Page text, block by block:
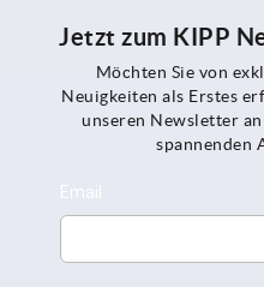
Jetzt zum KIPP
Möchten Sie von
Neuigkeiten als Erstes
unseren Newsletter
spannenden